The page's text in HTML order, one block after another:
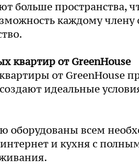
больше пространства,
каждому члену
квартир от GreenHouse
от GreenHouse
идеальные
оборудованы всем
и кухня с